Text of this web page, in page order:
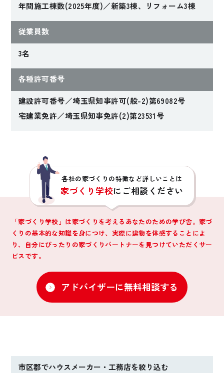
年間施工棟数(2025年度)／新築3棟、リフォーム3棟
従業員数
3名
各種許可番号
建設許可番号／埼玉県知事許可(般-2)第69082号
宅建業免許／埼玉県知事免許(2)第23531号
各社の家づくりの特徴など詳しいことは
家づくり学校にご相談ください
「家づくり学校」は家づくりを考えるあなたのための学び舎。家づ
くりの基本的な知識を身につけ、 実際に建物を体感することによ
り、自分にぴったりの家づくりパートナーを見つけていただくサー
ビスです。
アドバイザーに無料相談する
市区郡でハウスメーカー・工務店を絞り込む